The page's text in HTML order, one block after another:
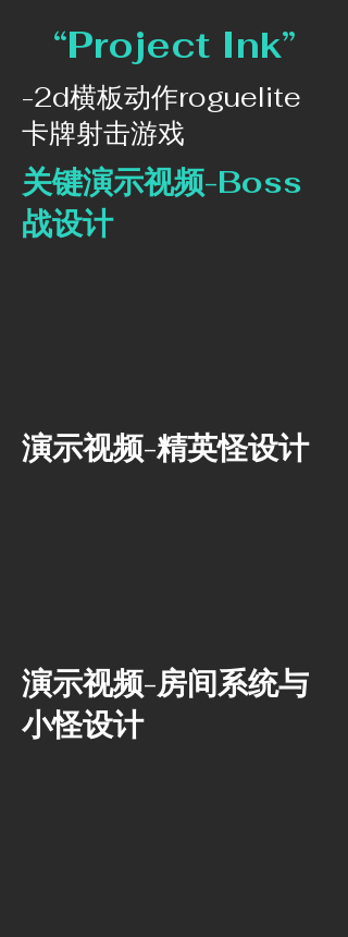
​“Project Ink”
-2d横板动作roguelite
卡牌射击游戏
关键演示视频-Boss
战设计
演示视频-精英怪设计
演示视频-房间系统与
小怪设计